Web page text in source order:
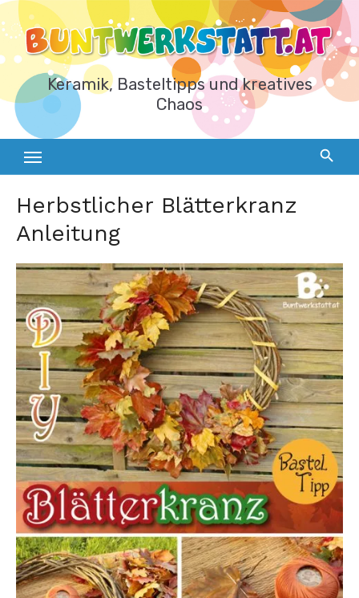
Zum
Inhalt
springen
Keramik, Basteltipps und kreatives
Chaos
Herbstlicher Blätterkranz
Anleitung